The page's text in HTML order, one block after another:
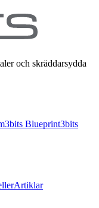
och skräddarsydda
3bits Blueprint3bits
Artiklar